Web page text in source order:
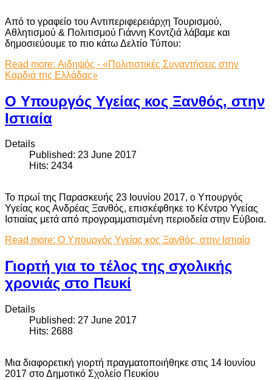
Από το γραφείο του Αντιπεριφερειάρχη Τουρισμού,
Αθλητισμού & Πολιτισμού Γιάννη Κοντζιά λάβαμε και
δημοσιεύουμε το πιο κάτω Δελτίο Τύπου:
Read more: Αιδηψός - «Πολιτιστικές Συναντήσεις στην
Καρδιά της Ελλάδας»
Ο Υπουργός Υγείας κος Ξανθός, στην
Ιστιαία
Details
Published: 23 June 2017
Hits: 2434
Το πρωί της Παρασκευής 23 Ιουνίου 2017, ο Υπουργός
Υγείας κος Ανδρέας Ξανθός, επισκέφθηκε το Κέντρο Υγείας
Ιστιαίας μετά από προγραμματισμένη περιοδεία στην Εύβοια.
Read more: Ο Υπουργός Υγείας κος Ξανθός, στην Ιστιαία
Γιορτή για το τέλος της σχολικής
χρονιάς στο Πευκί
Details
Published: 27 June 2017
Hits: 2688
Μια διαφορετική γιορτή πραγματοποιήθηκε στις 14 Ιουνίου
2017 στο Δημοτικό Σχολείο Πευκίου